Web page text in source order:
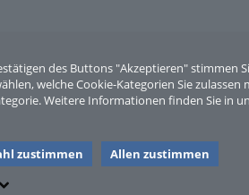
des Buttons "Akzeptieren" stimmen
welche Cookie-Kategorien Sie zulassen
Weitere Informationen finden Sie in
zustimmen
Allen zustimmen